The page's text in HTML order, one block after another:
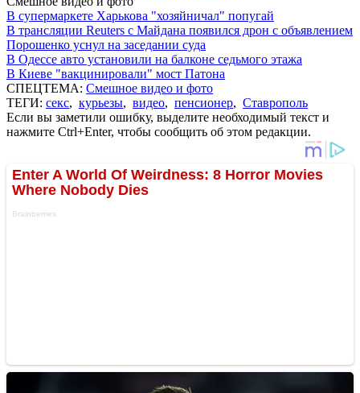
В супермаркете Харькова "хозяйничал" попугай
В трансляции Reuters с Майдана появился дрон с объявлением
Порошенко уснул на заседании суда
В Одессе авто установили на балконе седьмого этажа
В Киеве "вакцинировали" мост Патона
СПЕЦТЕМА: Смешное видео и фото
ТЕГИ: секс, курьезы, видео, пенсионер, Ставрополь
Если вы заметили ошибку, выделите необходимый текст и
нажмите Ctrl+Enter, чтобы сообщить об этом редакции.